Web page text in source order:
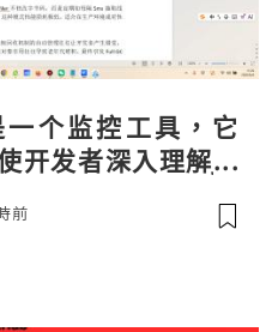
个监控工具，它
开发者深入理解JV
回收机制和并发原
化数据，它将抽象
前